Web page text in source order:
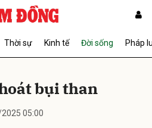
Thời sự Kinh tế Đời sống Pháp
bụi than
05:00